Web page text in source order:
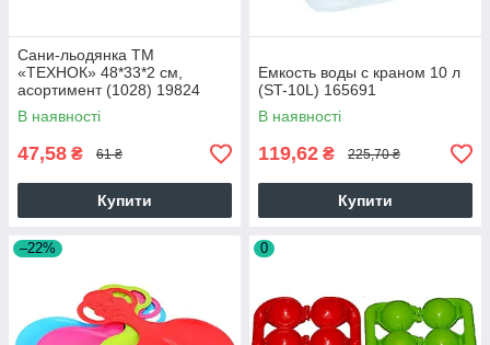
Сани-льодянка ТМ
«ТЕХНОК» 48*33*2 см,
асортимент (1028) 19824
В наявності
47,58 ₴ 61 ₴
Купити
Емкость воды с краном 10 л
(ST-10L) 165691
В наявності
119,62 ₴ 225,70 ₴
Купити
–22% 0